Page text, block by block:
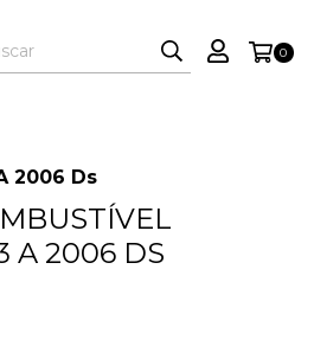
0
2006 Ds
A 2006 DS